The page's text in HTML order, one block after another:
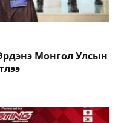
Монгол Улсын